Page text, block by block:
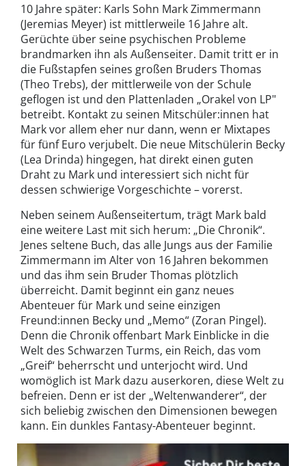
10 Jahre später: Karls Sohn Mark Zimmermann
(Jeremias Meyer) ist mittlerweile 16 Jahre alt.
Gerüchte über seine psychischen Probleme
brandmarken ihn als Außenseiter. Damit tritt er in
die Fußstapfen seines großen Bruders Thomas
(Theo Trebs), der mittlerweile von der Schule
geflogen ist und den Plattenladen „Orakel von LP"
betreibt. Kontakt zu seinen Mitschüler:innen hat
Mark vor allem eher nur dann, wenn er Mixtapes
für fünf Euro verjubelt. Die neue Mitschülerin Becky
(Lea Drinda) hingegen, hat direkt einen guten
Draht zu Mark und interessiert sich nicht für
dessen schwierige Vorgeschichte – vorerst.
Neben seinem Außenseitertum, trägt Mark bald
eine weitere Last mit sich herum: „Die Chronik“.
Jenes seltene Buch, das alle Jungs aus der Familie
Zimmermann im Alter von 16 Jahren bekommen
und das ihm sein Bruder Thomas plötzlich
überreicht. Damit beginnt ein ganz neues
Abenteuer für Mark und seine einzigen
Freund:innen Becky und „Memo“ (Zoran Pingel).
Denn die Chronik offenbart Mark Einblicke in die
Welt des Schwarzen Turms, ein Reich, das vom
„Greif“ beherrscht und unterjocht wird. Und
womöglich ist Mark dazu auserkoren, diese Welt zu
befreien. Denn er ist der „Weltenwanderer“, der
sich beliebig zwischen den Dimensionen bewegen
kann. Ein dunkles Fantasy-Abenteuer beginnt.